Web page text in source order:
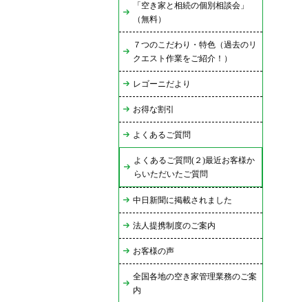
「空き家と相続の個別相談会」
（無料）
７つのこだわり・特色（過去のリ
クエスト作業をご紹介！）
レゴーニだより
お得な割引
よくあるご質問
よくあるご質問(２)最近お客様か
らいただいたご質問
中日新聞に掲載されました
法人提携制度のご案内
お客様の声
全国各地の空き家管理業務のご案
内